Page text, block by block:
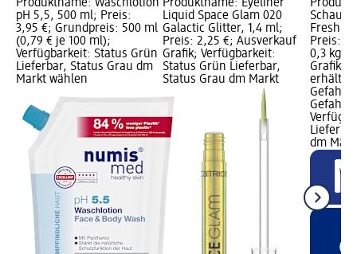
Produktname: Waschlotion
pH 5,5, 500 ml; Preis:
3,95 €; Grundpreis: 500 ml
(0,79 € je 100 ml);
Verfügbarkeit: Status Grün
Lieferbar, Status Grau dm
Markt wählen
Produktname: Eyeliner
Liquid Space Glam 020
Galactic Glitter, 1,4 ml;
Preis: 2,25 €; Ausverkauf
Grafik; Verfügbarkeit:
Status Grün Lieferbar,
Status Grau dm Markt
Fresh
Preis:
0,3 kg
Grafik,
dm